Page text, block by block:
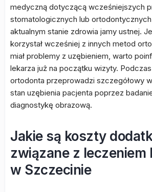
medyczną dotyczącą wcześniejszych
stomatologicznych lub
aktualnym stanie zdrowia jamy ustnej.
korzystał wcześniej z innych metod
miał problemy z uzębieniem, warto
lekarza już na początku wizyty.
ortodonta przeprowadzi szczegółowy
stan uzębienia pacjenta poprzez
diagnostykę obrazową.
Jakie są koszty
związane z leczeniem
w Szczecinie